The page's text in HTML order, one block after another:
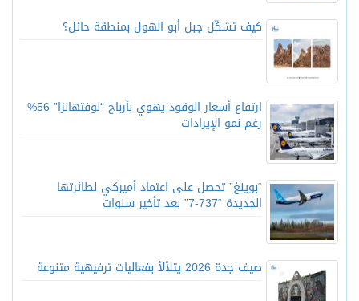
كيف تشكّل جبل أبو الهول بمنطقة حائل؟
ارتفاع أسعار الوقود يهوي بأرباح “لوفتهانزا” 56%
رغم نمو الإيرادات
“بوينغ” تحصل على اعتماد أميركي لطائرتها
الجديدة “737-7” بعد تأخير سنوات
صيف جدة 2026 يتلألأ بفعاليات ترفيهية متنوعة